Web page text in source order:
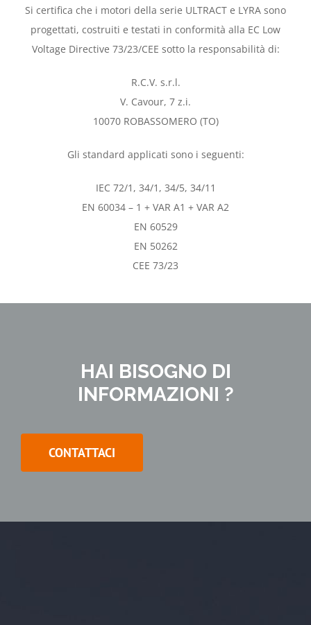
Si certifica che i motori della serie ULTRACT e LYRA sono
progettati, costruiti e testati in conformità alla EC Low
Voltage Directive 73/23/CEE sotto la responsabilità di:
R.C.V. s.r.l.
V. Cavour, 7 z.i.
10070 ROBASSOMERO (TO)
Gli standard applicati sono i seguenti:
IEC 72/1, 34/1, 34/5, 34/11
EN 60034 – 1 + VAR A1 + VAR A2
EN 60529
EN 50262
CEE 73/23
HAI BISOGNO DI
INFORMAZIONI ?
CONTATTACI